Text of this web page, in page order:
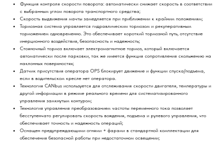
Функция контроля скорости поворота: автоматически снижает скорость в соответствии
с выбранным углом поворота транспортного средства;
Скорость выдвижения мачты замедляется при приближении к крайним положениям;
Тормозная система управляется гидравлическим тормозом и рекуперативным
торможением одновременно. Это обеспечивает короткий тормозной путь, отсутствие
инерционного воздействия, безопасность и надежность;
Стояночный тормоз включает электромагнитное тормоз, который включается
автоматически после парковки, так же имеется функция сопротивления скольжению на
наклонных поверхностях;
Датчик присутствия оператора OPS блокирует движение и функции спуска/подъема,
если в водительском кресле нет оператора.
Технология CANbus используется для отслеживания скорости двигателя, температуры и
другой информации в режиме реального времени для систематизированного
управления замкнутым контуром;
Технология управления преобразованием частоты переменного тока позволяет
бесступенчато регулировать скорость вождения, подъема и рулевого управления, что
обеспечивает точность и надежность операций;
Оснащен предупреждающими огнями + фарами в стандартной комплектации для
обеспечения безопасной работы при недостаточном освещении;